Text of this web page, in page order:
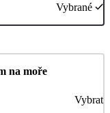
Vybrané
na moře
Vybrat